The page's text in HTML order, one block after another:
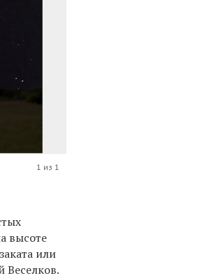
1 из 1
высоте
или
Веселков.